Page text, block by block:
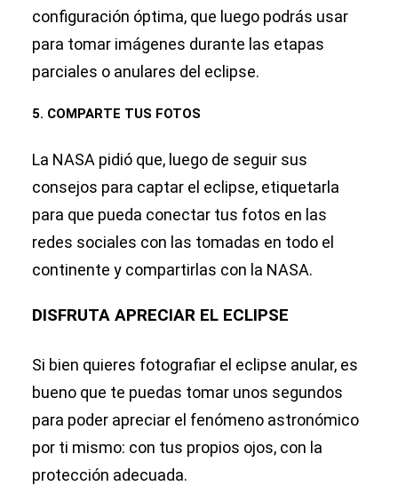
configuración óptima, que luego podrás usar
para tomar imágenes durante las etapas
parciales o anulares del eclipse.
5. COMPARTE TUS FOTOS
La NASA pidió que, luego de seguir sus
consejos para captar el eclipse, etiquetarla
para que pueda conectar tus fotos en las
redes sociales con las tomadas en todo el
continente y compartirlas con la NASA.
DISFRUTA APRECIAR EL ECLIPSE
Si bien quieres fotografiar el eclipse anular, es
bueno que te puedas tomar unos segundos
para poder apreciar el fenómeno astronómico
por ti mismo: con tus propios ojos, con la
protección adecuada.